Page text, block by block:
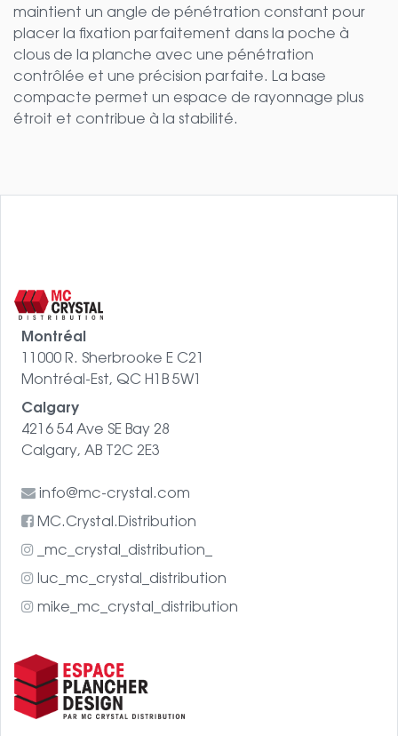
maintient un angle de pénétration constant pour
placer la fixation parfaitement dans la poche à
clous de la planche avec une pénétration
contrôlée et une précision parfaite. La base
compacte permet un espace de rayonnage plus
étroit et contribue à la stabilité.
Montréal
11000 R. Sherbrooke E C21
Montréal-Est, QC H1B 5W1
Calgary
4216 54 Ave SE Bay 28
Calgary, AB T2C 2E3
info@mc-crystal.com
MC.Crystal.Distribution
_mc_crystal_distribution_
luc_mc_crystal_distribution
mike_mc_crystal_distribution